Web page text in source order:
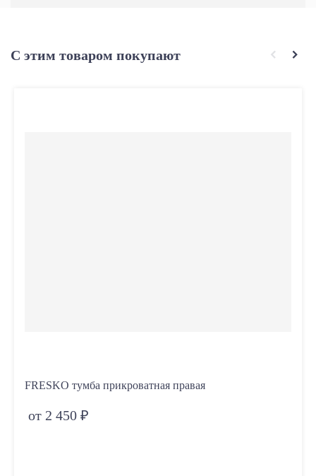
С этим товаром покупают
FRESKO тумба прикроватная правая
от 2 450 ₽